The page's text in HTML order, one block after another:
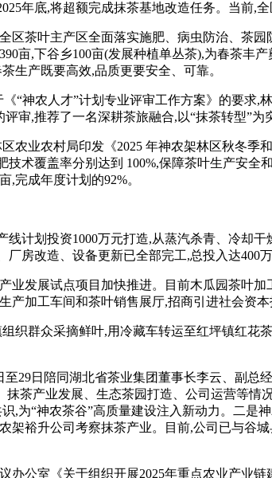
年底,将超额完成抹茶基地改造任务。当前,
区茶叶主产区全面落实施肥、病虫防治、茶
亩,下谷乡100亩(发展种植单丛茶),为春茶丰产
生产既要高效,品质更要安全、可靠。
“神农人才”计划专业评审工作方案》的要求,
审,推荐了一名深耕茶旅融合,以“抹茶转型”
区农业农村局印发《2025 年神农架林区秋冬季
术覆盖率分别达到 100%,保障茶叶生产安全
,完成年度计划的92%。
线计划投资1000万元打造,从蒸汽杀青、冷却
厂房改造、设备更新已全部完工,总投入达400万
业发展试点项目 加快推进。
目前木瓜园茶叶
产加工车间和茶叶销售展厅,招商引进社会资
织群众采摘鲜叶,用冷藏车转运至红坪镇红花
29日陪同湖北省茶业集团董事长李云、副总
茶产业发展、生态茶园打造、公司运营等情
,为“神农茶谷”高质量建设注入新动力。
二是
架裕升公司考察抹茶产业。目前,公司已与谷
办公室《关于组织开展2025年重点农业产业